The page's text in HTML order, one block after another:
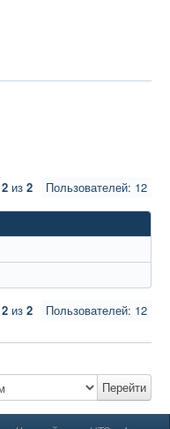
Пользователей: 12
2 из 2
Пользователей: 12
2 из 2
Перейти